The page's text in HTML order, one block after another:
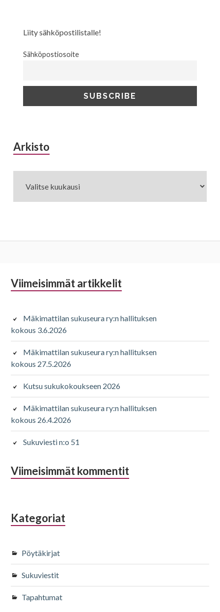
Liity sähköpostilistalle!
Sähköpostiosoite
ArkistoArkisto
Alapalkin
Viimeisimmät artikkelit
Mäkimattilan sukuseura ry:n hallituksen
kokous 3.6.2026
Mäkimattilan sukuseura ry:n hallituksen
kokous 27.5.2026
Kutsu sukukokoukseen 2026
Mäkimattilan sukuseura ry:n hallituksen
kokous 26.4.2026
Sukuviesti n:o 51
Viimeisimmät kommentit
Kategoriat
Pöytäkirjat
Sukuviestit
Tapahtumat